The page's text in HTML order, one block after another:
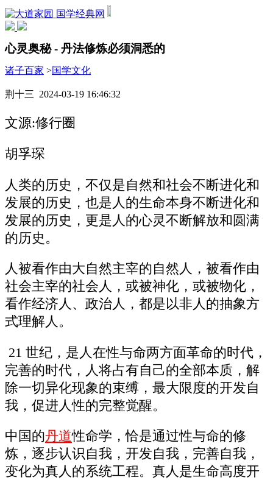
国学经典网
心灵奥秘 - 丹法修炼必须洞悉的
诸子百家 >国学文化
荆十三 2024-03-19 16:46:32
文源:修行圈
胡孚琛
人类的历史，不仅是自然和社会不断进化和
发展的历史，也是人的生命本身不断进化和
发展的历史，更是人的心灵不断解放和圆满
的历史。
人被看作由大自然主宰的自然人，被看作由
社会主宰的社会人，或被神化，或被物化，
看作经济人、政治人，都是以非人的抽象方
式理解人。
21 世纪，是人在性与命两方面革命的时代，
完善的时代，人将占有自己的全部本质，解
除一切异化现象的束缚，最大限度的开发自
我，促进人性的完整觉醒。
中国的丹道性命学，恰是通过性与命的修
炼，逐步认识自我，开发自我，完善自我，
变化为真人的系统工程。真人是生命高度开